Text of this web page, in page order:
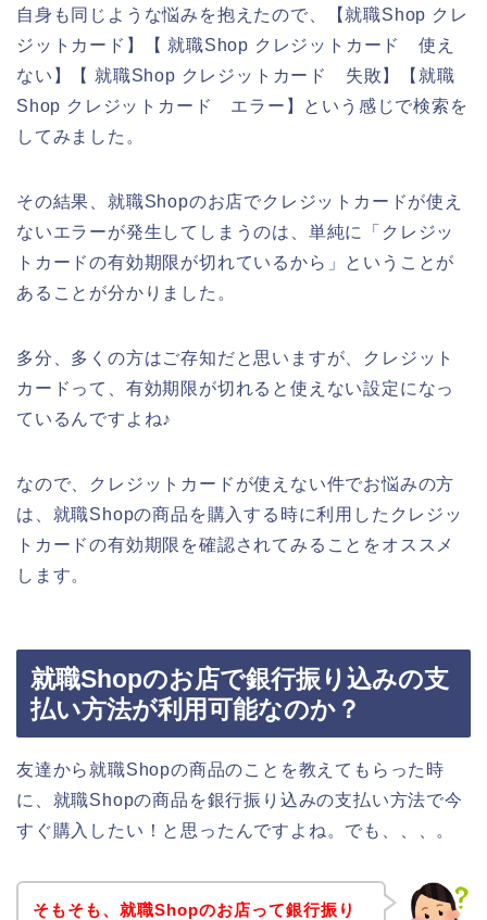
自身も同じような悩みを抱えたので、【就職Shop クレ
ジットカード】【 就職Shop クレジットカード 使え
ない】【 就職Shop クレジットカード 失敗】【就職
Shop クレジットカード エラー】という感じで検索を
してみました。
その結果、就職Shopのお店でクレジットカードが使え
ないエラーが発生してしまうのは、単純に「クレジッ
トカードの有効期限が切れているから」ということが
あることが分かりました。
多分、多くの方はご存知だと思いますが、クレジット
カードって、有効期限が切れると使えない設定になっ
ているんですよね♪
なので、クレジットカードが使えない件でお悩みの方
は、就職Shopの商品を購入する時に利用したクレジッ
トカードの有効期限を確認されてみることをオススメ
します。
就職Shopのお店で銀行振り込みの支
払い方法が利用可能なのか？
友達から就職Shopの商品のことを教えてもらった時
に、就職Shopの商品を銀行振り込みの支払い方法で今
すぐ購入したい！と思ったんですよね。でも、、、。
そもそも、就職Shopのお店って銀行振り